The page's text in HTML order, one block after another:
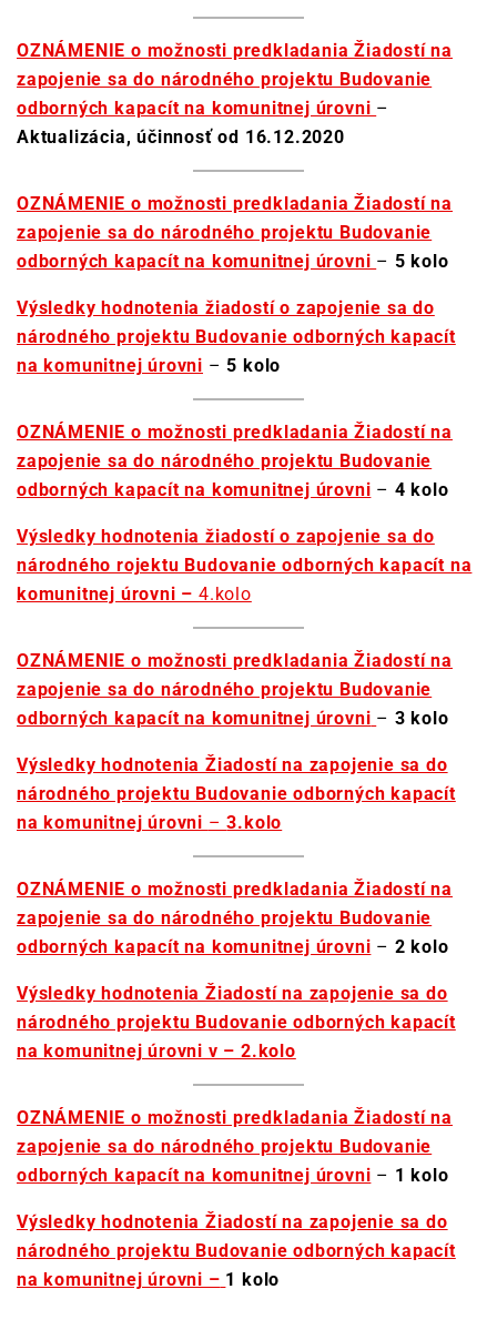
OZNÁMENIE o možnosti predkladania Žiadostí na
zapojenie sa do národného projektu Budovanie
odborných kapacít na komunitnej úrovni –
Aktualizácia, účinnosť od 16.12.2020
OZNÁMENIE o možnosti predkladania Žiadostí na
zapojenie sa do národného projektu Budovanie
odborných kapacít na komunitnej úrovni – 5 kolo
Výsledky hodnotenia žiadostí o zapojenie sa do
národného projektu Budovanie odborných kapacít
na komunitnej úrovni –5 kolo
OZNÁMENIE o možnosti predkladania Žiadostí na
zapojenie sa do národného projektu Budovanie
odborných kapacít na komunitnej úrovni – 4 kolo
Výsledky hodnotenia žiadostí o zapojenie sa do
národného rojektu Budovanie odborných kapacít na
komunitnej úrovni –4.kolo
OZNÁMENIE o možnosti predkladania Žiadostí na
zapojenie sa do národného projektu Budovanie
odborných kapacít na komunitnej úrovni – 3 kolo
Výsledky hodnotenia Žiadostí na zapojenie sa do
národného projektu Budovanie odborných kapacít
na komunitnej úrovni –3.kolo
OZNÁMENIE o možnosti predkladania Žiadostí na
zapojenie sa do národného projektu Budovanie
odborných kapacít na komunitnej úrovni – 2 kolo
Výsledky hodnotenia Žiadostí na zapojenie sa do
národného projektu Budovanie odborných kapacít
na komunitnej úrovni v – 2.kolo
OZNÁMENIE o možnosti predkladania Žiadostí na
zapojenie sa do národného projektu Budovanie
odborných kapacít na komunitnej úrovni – 1 kolo
Výsledky hodnotenia Žiadostí na zapojenie sa do
národného projektu Budovanie odborných kapacít
na komunitnej úrovni – 1 kolo